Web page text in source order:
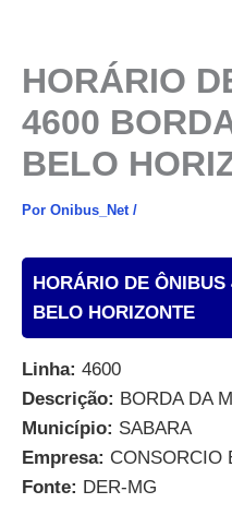
HORÁRIO
4600
BELO
Por Onibus_Net /
HORÁRIO DE
BELO HORIZONTE
Linha: 4600
Descrição: BORDA DA
Município: SABARA
Empresa: CONSORCIO
Fonte: DER-MG